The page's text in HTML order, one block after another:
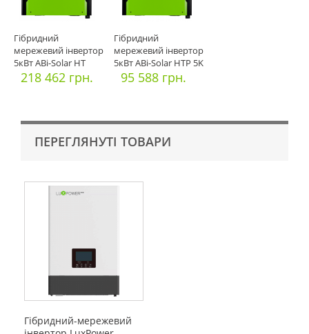
Гібридний
мережевий інвертор
5кВт ABi-Solar HT
10K3P
218 462 грн.
Гібридний
мережевий інвертор
5кВт ABi-Solar HTP 5K
95 588 грн.
ПЕРЕГЛЯНУТІ ТОВАРИ
Гібридний-мережевий